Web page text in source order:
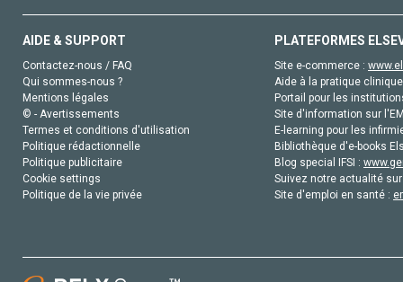
AIDE & SUPPORT
Contactez-nous / FAQ
Qui sommes-nous ?
Mentions légales
© - Avertissements
Termes et conditions d'utilisation
Politique rédactionnelle
Politique publicitaire
Cookie settings
Politique de la vie privée
PLATEFORMES
Site e-commerce :
Aide à la pratique
Portail pour les
Site d'information sur
E-learning pour les
Bibliothèque d'e-books
Blog special IFSI :
Suivez notre actualité
Site d'emploi en santé :